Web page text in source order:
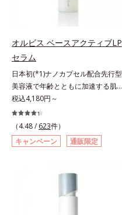
オルビス ベースアクティブLP
セラム
日本初(*1)ナノカプセル配合先行型
美容液で年齢とともに加速する肌悩
み(*2)にブレーキを。スキンケアの
打ち止め感に。年齢とともに加速す
る肌悩み(*2)にブレーキをかけ、化
粧水前の土台(*3)づくりで、うるお
いに満ち満ちた内側から弾むような
と不安…。いろいろケアしているの
そんな大人の肌悩みにアプローチす
税込4,180円～
（4.48 / 623件）
キャンペーン
通販限定